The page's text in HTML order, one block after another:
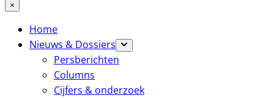
×
Home
Nieuws & Dossiers
Persberichten
Columns
Cijfers & onderzoek